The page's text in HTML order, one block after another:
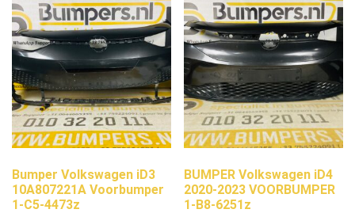
Bumper Volkswagen iD3
10A807221A Voorbumper
1-C5-4473z
BUMPER Volkswagen iD4
2020-2023 VOORBUMPER
1-B8-6251z